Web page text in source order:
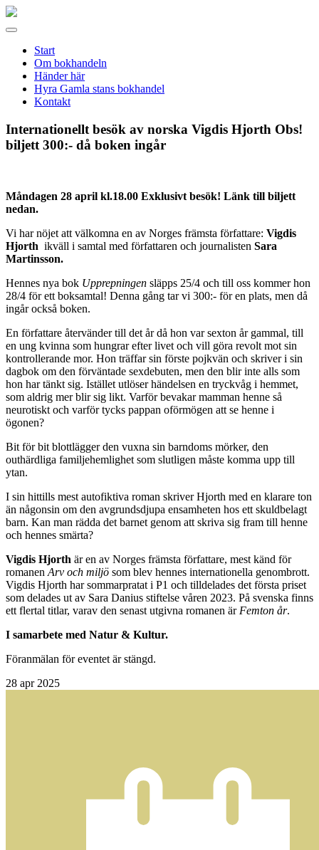
Gamla
Meny
Start
Om bokhandeln
Händer här
Hyra Gamla stans bokhandel
Kontakt
Internationellt besök av norska Vigdis Hjorth Obs!
biljett 300:- då boken ingår
Måndagen 28 april kl.18.00 Exklusivt besök! Länk till biljett
nedan.
Vi har nöjet att välkomna en av Norges främsta författare: Vigdis
Hjorth ikväll i samtal med författaren och journalisten Sara
Martinsson.
Hennes nya bok Upprepningen släpps 25/4 och till oss kommer hon
28/4 för ett boksamtal! Denna gång tar vi 300:- för en plats, men då
ingår också boken.
En författare återvänder till det år då hon var sexton år gammal, till
en ung kvinna som hungrar efter livet och vill göra revolt mot sin
kontrollerande mor. Hon träffar sin förste pojkvän och skriver i sin
dagbok om den förväntade sexdebuten, men den blir inte alls som
hon har tänkt sig. Istället utlöser händelsen en tryckvåg i hemmet,
som aldrig mer blir sig likt. Varför bevakar mamman henne så
neurotiskt och varför tycks pappan oförmögen att se henne i
ögonen?
Bit för bit blottlägger den vuxna sin barndoms mörker, den
outhärdliga familjehemlighet som slutligen måste komma upp till
ytan.
I sin hittills mest autofiktiva roman skriver Hjorth med en klarare ton
än någonsin om den avgrundsdjupa ensamheten hos ett skuldbelagt
barn. Kan man rädda det barnet genom att skriva sig fram till henne
och hennes smärta?
Vigdis Hjorth är en av Norges främsta författare, mest känd för
romanenArv och miljö som blev hennes internationella genombrott.
Vigdis Hjorth har sommarpratat i P1 och tilldelades det första priset
som delades ut av Sara Danius stiftelse våren 2023. På svenska finns
ett flertal titlar, varav den senast utgivna romanen ärFemton år.
I samarbete med Natur & Kultur.
Föranmälan för eventet är stängd.
28 apr 2025